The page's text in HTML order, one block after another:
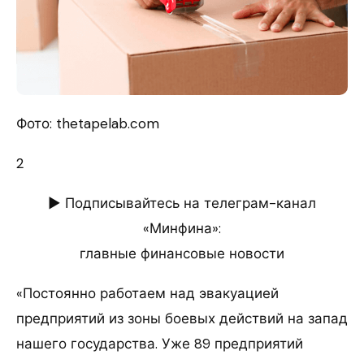
Фото: thetapelab.com
2
► Подписывайтесь на телеграм-канал
«Минфина»:
главные финансовые новости
«Постоянно работаем над эвакуацией
предприятий из зоны боевых действий на запад
нашего государства. Уже 89 предприятий